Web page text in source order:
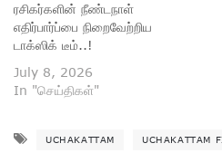
ரசிகர்களின் நீண்டநாள்
எதிர்பார்ப்பை நிறைவேற்றிய
டாக்ஸிக் டீம்..!
July 8, 2026
In "செய்திகள்"
UCHAKATTAM UCHAKATTAM